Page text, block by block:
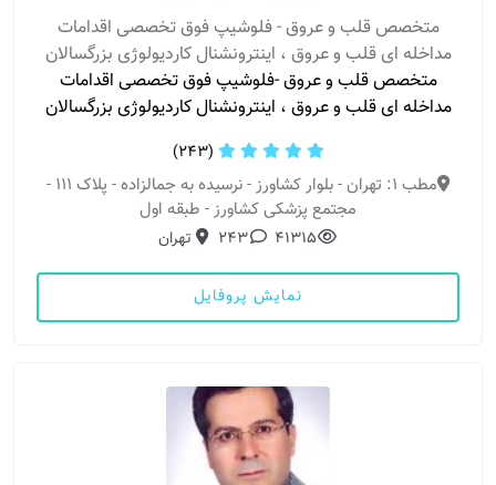
متخصص قلب و عروق - فلوشیپ فوق تخصصی اقدامات
مداخله ای قلب و عروق ، اینترونشنال کاردیولوژی بزرگسالان
متخصص قلب و عروق -فلوشیپ فوق تخصصی اقدامات
مداخله ای قلب و عروق ، اینترونشنال کاردیولوژی بزرگسالان
(243)
مطب 1: تهران - بلوار کشاورز - نرسیده به جمالزاده - پلاک ۱۱۱ -
مجتمع پزشکی کشاورز - طبقه اول
41315
243 تهران
نمایش پروفایل